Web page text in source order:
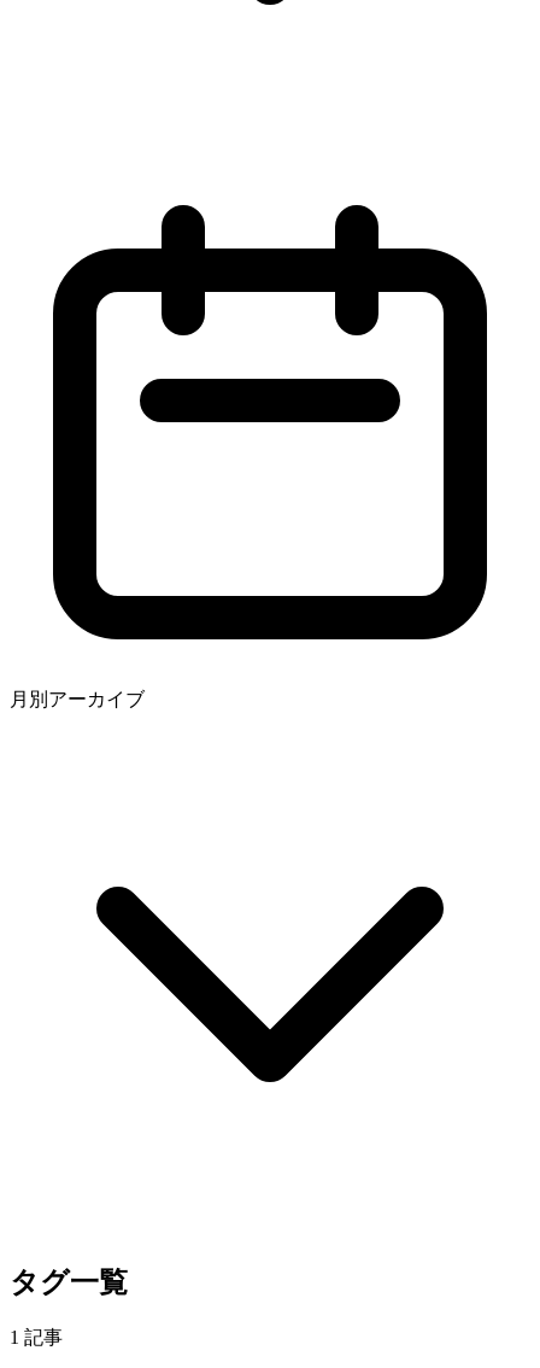
月別アーカイブ
タグ一覧
1 記事